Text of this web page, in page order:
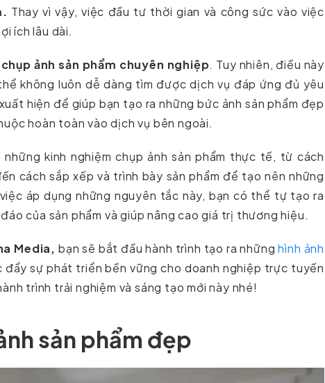
Thay vì vậy, việc đầu tư thời gian và công sức vào việc
ích lâu dài.
ảnh sản phẩm chuyên nghiệp. Tuy nhiên, điều này
không luôn dễ dàng tìm được dịch vụ đáp ứng đủ yêu
xuất hiện để giúp bạn tạo ra những bức ảnh sản phẩm đẹp
hoàn toàn vào dịch vụ bên ngoài.
kinh nghiệm chụp ảnh sản phẩm thực tế, từ cách
cách sắp xếp và trình bày sản phẩm để tạo nên những
áp dụng những nguyên tắc này, bạn có thể tự tạo ra
của sản phẩm và giúp nâng cao giá trị thương hiệu.
Media, bạn sẽ bắt đầu hành trình tạo ra nhữnghình ảnh
sự phát triển bền vững cho doanh nghiệp trực tuyến
trình trải nghiệm và sáng tạo mới này nhé!
sản phẩm đẹp